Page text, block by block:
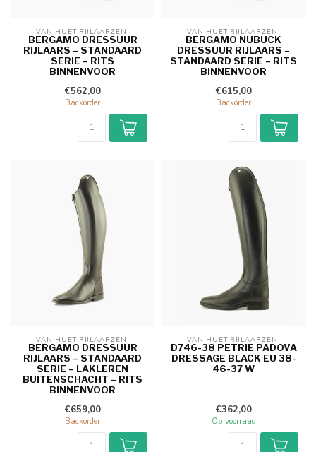
VAN HUET RIJLAARZEN
BERGAMO DRESSUUR
RIJLAARS – STANDAARD
SERIE – RITS
BINNENVOOR
€562,00
Backorder
VAN HUET RIJLAARZEN
BERGAMO NUBUCK
DRESSUUR RIJLAARS –
STANDAARD SERIE – RITS
BINNENVOOR
€615,00
Backorder
VAN HUET RIJLAARZEN
BERGAMO DRESSUUR
RIJLAARS – STANDAARD
SERIE – LAKLEREN
BUITENSCHACHT – RITS
BINNENVOOR
€659,00
Backorder
VAN HUET RIJLAARZEN
D746-38 PETRIE PADOVA
DRESSAGE BLACK EU 38-
46-37 W
€362,00
Op voorraad